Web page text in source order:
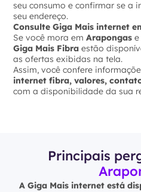
seu consumo e confirmar se a
seu endereço.
Consulte Giga Mais internet
Se você mora emArapongas
Giga Mais Fibra estão
as ofertas exibidas na tela.
Assim, você confere
internet fibra, valores,
com a disponibilidade da sua
Principais
A Giga Mais internet está